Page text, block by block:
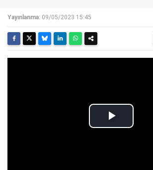
Yayınlanma: 09/05/2023 15:45